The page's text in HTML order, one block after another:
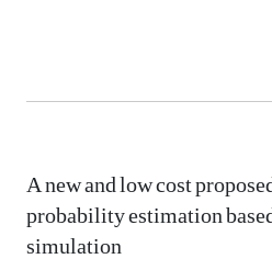
A new and low cost
probability estimation
simulation